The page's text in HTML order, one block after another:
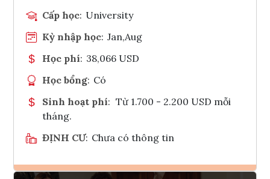
Cấp học: University
Kỳ nhập học: Jan,Aug
Học phí: 38,066 USD
Học bổng: Có
Sinh hoạt phí: Từ 1.700 - 2.200 USD mỗi
tháng.
ĐỊNH CƯ: Chưa có thông tin